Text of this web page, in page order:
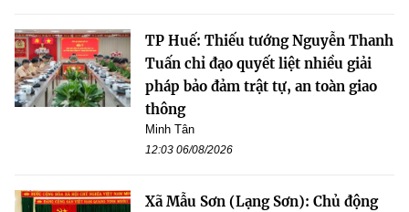
TP Huế: Thiếu tướng Nguyễn Thanh
Tuấn chỉ đạo quyết liệt nhiều giải
pháp bảo đảm trật tự, an toàn giao
thông
Minh Tân
12:03 06/08/2026
Xã Mẫu Sơn (Lạng Sơn): Chủ động